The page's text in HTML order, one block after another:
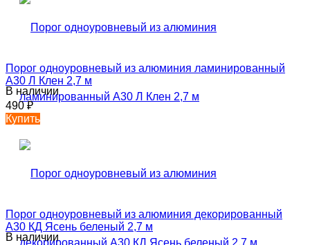
Порог одноуровневый из алюминия ламинированный
А30 Л Клен 2,7 м
В наличии
490₽
Купить
Порог одноуровневый из алюминия декорированный
А30 КД Ясень беленый 2,7 м
В наличии